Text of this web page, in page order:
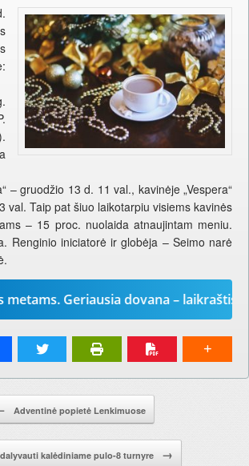
– gruodžio 13 d. 11 val., kavinėje „Vespera“
val. Taip pat šiuo laikotarpiu visiems kavinės
– 15 proc. nuolaida atnaujintam meniu.
Renginio iniciatorė ir globėja – Seimo narė
Geriausia dovana – laikraštis!
Adventinė popietė Lenkimuose
kalėdiniame pulo-8 turnyre →